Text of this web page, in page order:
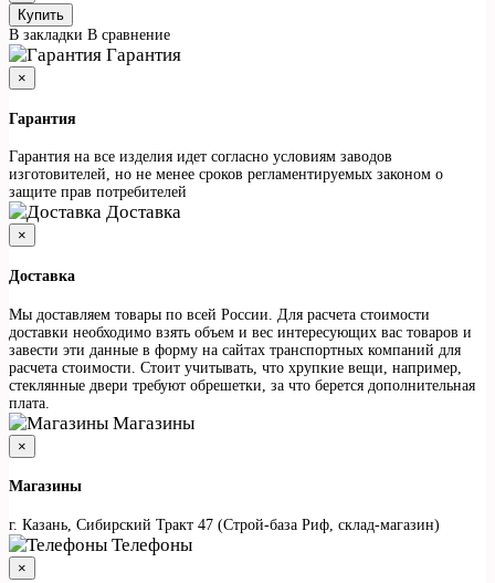
Купить
В закладки В сравнение
Гарантия
×
Гарантия
Гарантия на все изделия идет согласно условиям заводов
изготовителей, но не менее сроков регламентируемых законом о
защите прав потребителей
Доставка
×
Доставка
Мы доставляем товары по всей России. Для расчета стоимости
доставки необходимо взять объем и вес интересующих вас товаров и
завести эти данные в форму на сайтах транспортных компаний для
расчета стоимости. Стоит учитывать, что хрупкие вещи, например,
стеклянные двери требуют обрешетки, за что берется дополнительная
плата.
Магазины
×
Магазины
г. Казань, Сибирский Тракт 47 (Строй-база Риф, склад-магазин)
Телефоны
×